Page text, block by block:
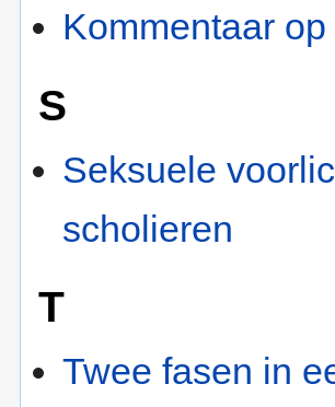
Kommentaar
S
Seksuele
scholieren
T
Twee fasen in